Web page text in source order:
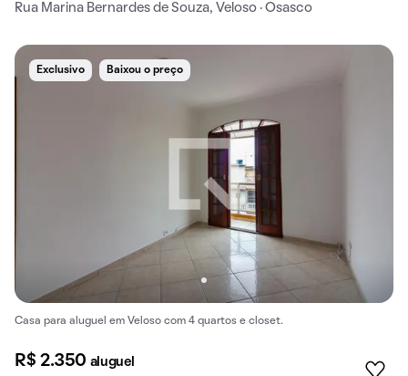
Rua Marina Bernardes de Souza, Veloso · Osasco
Exclusivo Baixou o preço
Casa para aluguel em Veloso com 4 quartos e closet.
R$ 2.350 aluguel